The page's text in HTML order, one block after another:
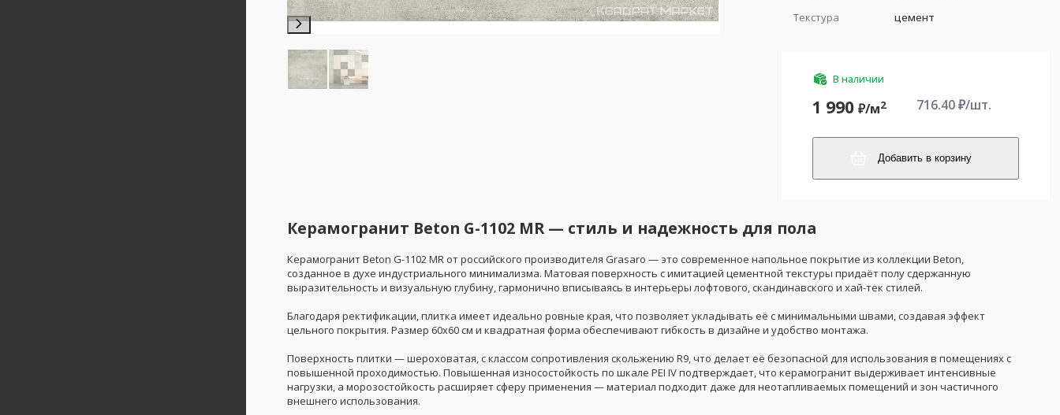
Текстура
цемент
В наличии
1 990 ₽/м2 716.40₽/шт.
Добавить в корзину
Керамогранит Beton G-1102 MR — стиль и надежность для пола
Керамогранит Beton G-1102 MR от российского производителя Grasaro — это современное напольное покрытие из коллекции Beton,
созданное в духе индустриального минимализма. Матовая поверхность с имитацией цементной текстуры придаёт полу сдержанную
выразительность и визуальную глубину, гармонично вписываясь в интерьеры лофтового, скандинавского и хай-тек стилей.
Благодаря ректификации, плитка имеет идеально ровные края, что позволяет укладывать её с минимальными швами, создавая эффект
цельного покрытия. Размер 60x60 см и квадратная форма обеспечивают гибкость в дизайне и удобство монтажа.
Поверхность плитки — шероховатая, с классом сопротивления скольжению R9, что делает её безопасной для использования в помещениях с
повышенной проходимостью. Повышенная износостойкость по шкале PEI IV подтверждает, что керамогранит выдерживает интенсивные
нагрузки, а морозостойкость расширяет сферу применения — материал подходит даже для неотапливаемых помещений и зон частичного
внешнего использования.